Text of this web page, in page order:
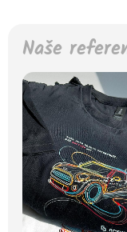
Naše